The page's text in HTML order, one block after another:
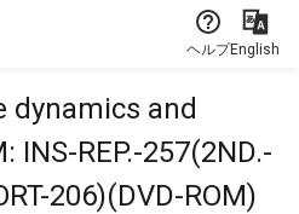
ヘルプEnglish
dynamics and
INS-REP.-257(2ND.-
206)(DVD-ROM)